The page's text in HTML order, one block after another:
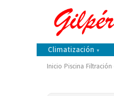
Climatización ▾
Inicio Piscina Filtración